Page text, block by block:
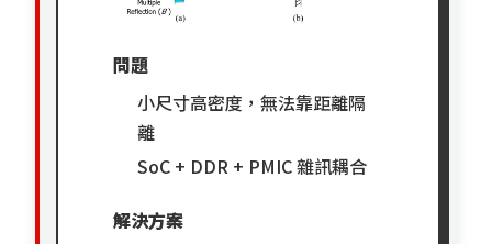
問題
小尺寸高密度，無法靠距離隔
離
SoC + DDR + PMIC 雜訊耦合
解決方案